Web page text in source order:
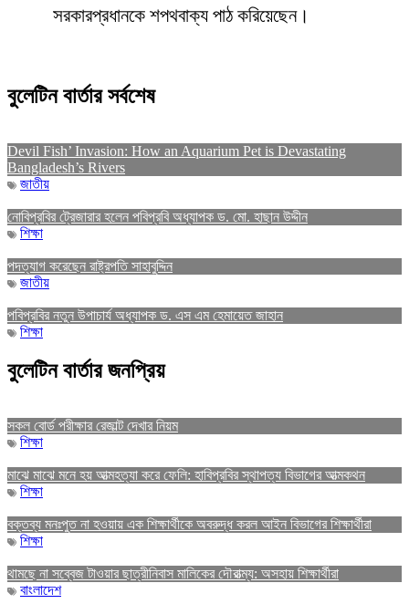
সরকারপ্রধানকে শপথবাক্য পাঠ করিয়েছেন।
বুলেটিন বার্তার সর্বশেষ
Devil Fish’ Invasion: How an Aquarium Pet is Devastating
Bangladesh’s Rivers
জাতীয়
নোবিপ্রবির ট্রেজারার হলেন পবিপ্রবি অধ্যাপক ড. মো. হাছান উদ্দীন
শিক্ষা
পদত্যাগ করেছেন রাষ্ট্রপতি সাহাবুদ্দিন
জাতীয়
পবিপ্রবির নতুন উপাচার্য অধ্যাপক ড. এস এম হেমায়েত জাহান
শিক্ষা
বুলেটিন বার্তার জনপ্রিয়
সকল বোর্ড পরীক্ষার রেজাল্ট দেখার নিয়ম
শিক্ষা
মাঝে মাঝে মনে হয় আত্মহত্যা করে ফেলি: হাবিপ্রবির স্থাপত্য বিভাগের আত্মকথন
শিক্ষা
বক্তব্য মনঃপুত না হওয়ায় এক শিক্ষার্থীকে অবরুদ্ধ করল আইন বিভাগের শিক্ষার্থীরা
শিক্ষা
থামছে না সব্বেজ টাওয়ার ছাত্রীনিবাস মালিকের দৌরাত্ম্য: অসহায় শিক্ষার্থীরা
বাংলাদেশ